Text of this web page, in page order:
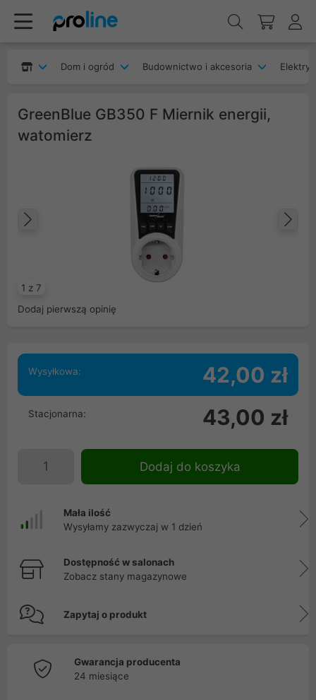
Dom i ogród Budownictwo i akcesoria
GreenBlue GB350 F Miernik energii,
watomierz
1 z 7
Dodaj pierwszą opinię
Wysyłkowa: 42,00 zł
Stacjonarna: 43,00 zł
Dodaj do koszyka
Mała ilość
Wysyłamy zazwyczaj w 1 dzień
Dostępność w salonach
Zobacz stany magazynowe
Zapytaj o produkt
Gwarancja producenta
24 miesiące